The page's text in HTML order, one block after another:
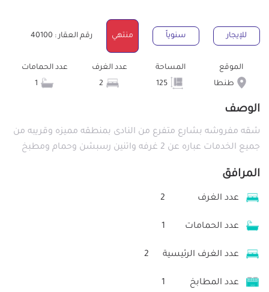
للإيجار سنوياً منتهي رقم العقار : 40100
الموقع
طنطا
المساحة
عدد الغرف
عدد الحمامات
الوصف
شقه مفروشه بشارع متفرع من النادى بمنطقه مميزه وقريبه من
جميع الخدمات عباره عن 2 غرفه واتنين رسبشن وحمام ومطبخ
المرافق
عدد الغرف 2
عدد الحمامات 1
عدد الغرف الرئيسية 2
عدد المطابخ 1